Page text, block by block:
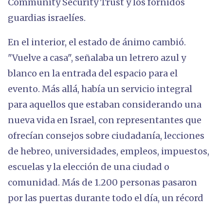
guardias israelíes.
En el interior, el estado de ánimo cambió.
"Vuelve a casa", señalaba un letrero azul y
blanco en la entrada del espacio para el
evento. Más allá, había un servicio integral
para aquellos que estaban considerando una
nueva vida en Israel, con representantes que
ofrecían consejos sobre ciudadanía, lecciones
de hebreo, universidades, empleos, impuestos,
escuelas y la elección de una ciudad o
comunidad. Más de 1.200 personas pasaron
por las puertas durante todo el día, un récord